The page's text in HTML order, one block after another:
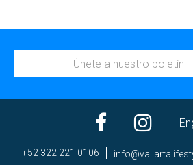
+52 322 221 0106 efila
trall
av@of
ni